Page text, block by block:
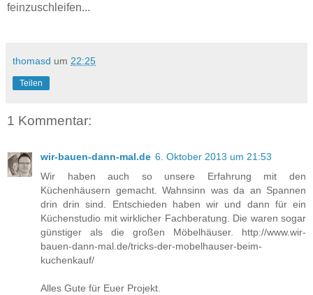
feinzuschleifen...
thomasd um 22:25
Teilen
1 Kommentar:
wir-bauen-dann-mal.de 6. Oktober 2013 um 21:53
Wir haben auch so unsere Erfahrung mit den
Küchenhäusern gemacht. Wahnsinn was da an Spannen
drin drin sind. Entschieden haben wir und dann für ein
Küchenstudio mit wirklicher Fachberatung. Die waren sogar
günstiger als die großen Möbelhäuser. http://www.wir-
bauen-dann-mal.de/tricks-der-mobelhauser-beim-
kuchenkauf/
Alles Gute für Euer Projekt.